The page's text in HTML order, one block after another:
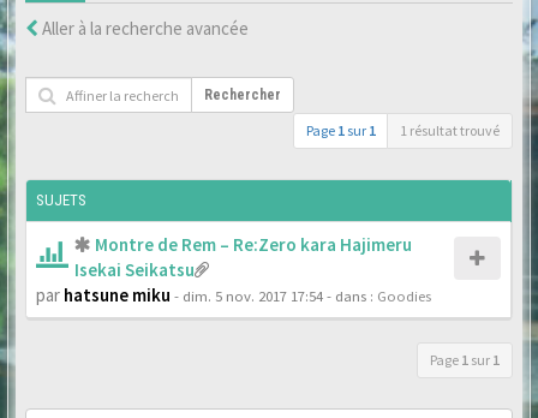
Aller à la recherche avancée
Rechercher
Page 1 sur 1 1 résultat trouvé
SUJETS
Montre de Rem – Re:Zero kara Hajimeru
Isekai Seikatsu
par hatsune miku - dim. 5 nov. 2017 17:54- dans : Goodies
Page 1 sur 1